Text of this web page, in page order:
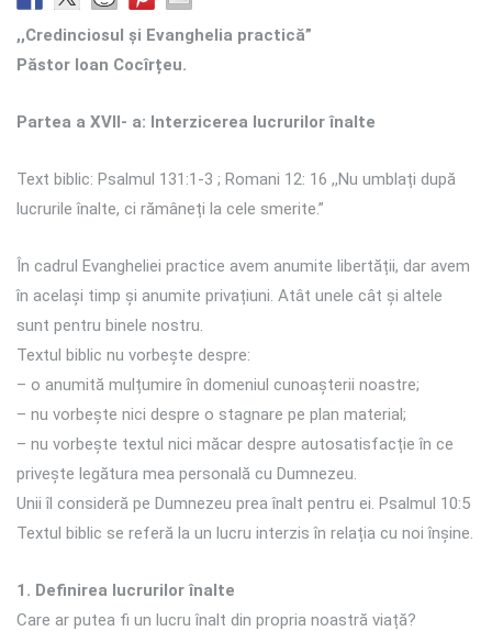
,,Credinciosul și Evanghelia practică”
Păstor Ioan Cocîrțeu.
Partea a XVII- a: Interzicerea lucrurilor înalte
Text biblic: Psalmul 131:1-3 ; Romani 12: 16 ,,Nu umblați după
lucrurile înalte, ci rămâneți la cele smerite.”
În cadrul Evangheliei practice avem anumite libertății, dar avem
în același timp și anumite privațiuni. Atât unele cât și altele
sunt pentru binele nostru.
Textul biblic nu vorbește despre:
– o anumită mulțumire în domeniul cunoașterii noastre;
– nu vorbește nici despre o stagnare pe plan material;
– nu vorbește textul nici măcar despre autosatisfacție în ce
privește legătura mea personală cu Dumnezeu.
Unii îl consideră pe Dumnezeu prea înalt pentru ei. Psalmul 10:5
Textul biblic se referă la un lucru interzis în relația cu noi înșine.
1. Definirea lucrurilor înalte
Care ar putea fi un lucru înalt din propria noastră viață?